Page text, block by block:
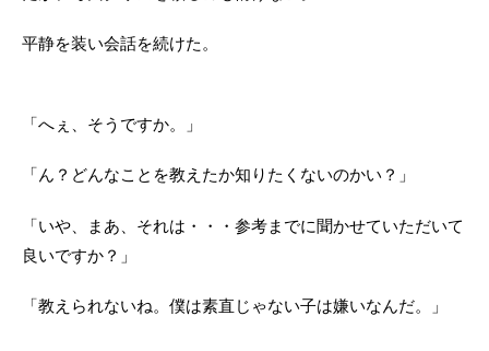
平静を装い会話を続けた。
「へぇ、そうですか。」
「ん？どんなことを教えたか知りたくないのかい？」
「いや、まあ、それは・・・参考までに聞かせていただいて
良いですか？」
「教えられないね。僕は素直じゃない子は嫌いなんだ。」